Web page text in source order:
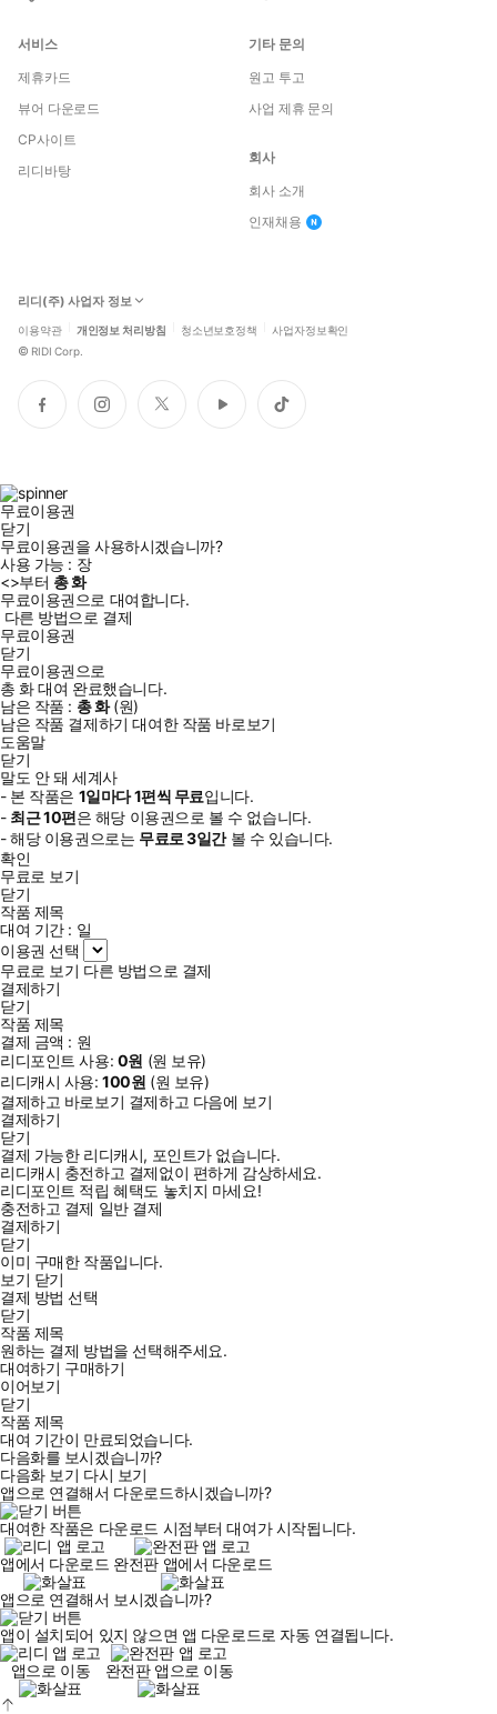
서비스
제휴카드
뷰어 다운로드
CP사이트
리디바탕
기타 문의
원고 투고
사업 제휴 문의
회사
회사 소개
인재채용
리디(주) 사업자 정보
이용약관 개인정보 처리방침 청소년보호정책 사업자정보확인
© RIDI Corp.
페
이
인
스
트
위
유
튜
틱
톡
무료이용권
닫기
무료이용권을 사용하시겠습니까?
사용 가능 : 장
<>부터 총화
무료이용권으로 대여합니다.
다른 방법으로 결제
무료이용권
닫기
무료이용권으로
총 화대여 완료했습니다.
남은 작품 : 총화(원)
남은 작품 결제하기 대여한 작품 바로보기
도움말
닫기
말도 안 돼 세계사
- 본 작품은 1일마다1편씩 무료입니다.
- 최근10편은 해당 이용권으로 볼 수 없습니다.
- 해당 이용권으로는 무료로3일간볼 수 있습니다.
확인
무료로 보기
닫기
작품 제목
대여 기간 : 일
이용권 선택
무료로 보기 다른 방법으로 결제
결제하기
닫기
작품 제목
결제 금액 : 원
리디포인트 사용: 0원 (원 보유)
리디캐시 사용:100원 (원 보유)
결제하고 바로보기 결제하고 다음에 보기
결제하기
닫기
결제 가능한 리디캐시, 포인트가 없습니다.
리디캐시 충전하고 결제없이 편하게 감상하세요.
리디포인트 적립 혜택도 놓치지 마세요!
충전하고 결제 일반 결제
결제하기
닫기
이미 구매한 작품입니다.
보기 닫기
결제 방법 선택
닫기
작품 제목
원하는 결제 방법을 선택해주세요.
대여하기 구매하기
이어보기
닫기
작품 제목
대여 기간이 만료되었습니다.
다음화를 보시겠습니까?
다음화 보기 다시 보기
앱으로 연결해서 다운로드하시겠습니까?
대여한 작품은 다운로드 시점부터 대여가 시작됩니다.
앱에서 다운로드 완전판 앱에서 다운로드
앱으로 연결해서 보시겠습니까?
앱이 설치되어 있지 않으면 앱 다운로드로 자동 연결됩니다.
앱으로 이동
완전판 앱으로 이동